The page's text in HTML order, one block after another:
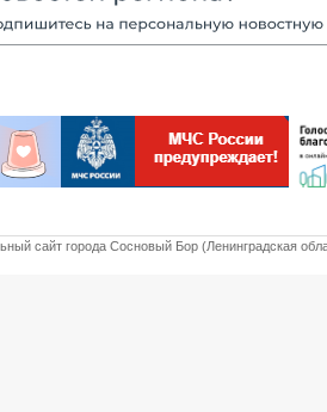
сайт города Сосновый Бор (Ленинградская